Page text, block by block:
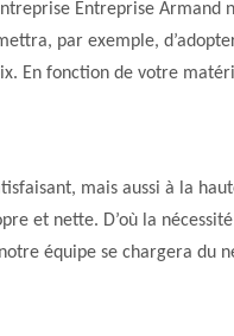
Entreprise Armand
par exemple,
En fonction de votre
mais aussi à la
et nette. D’où la
équipe se chargera du